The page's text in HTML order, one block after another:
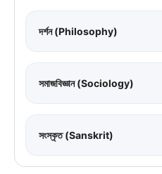
দর্শন (Philosophy)
সমাজবিজ্ঞান (Sociology)
সংস্কৃত (Sanskrit)